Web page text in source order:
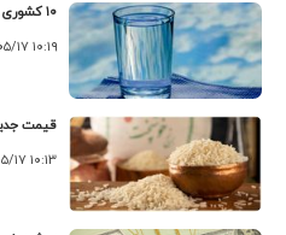
۱۰ کشوری که بیشترین آب شیرین جهان را دارند
۱۴۰۵/۰۵/
قیمت
۱۴۰۵/۰۵/